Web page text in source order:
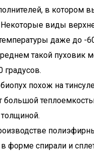
в котором
Некоторые виды
даже до -
такой пуховик
градусов.
похож на
большой
форме спирали и